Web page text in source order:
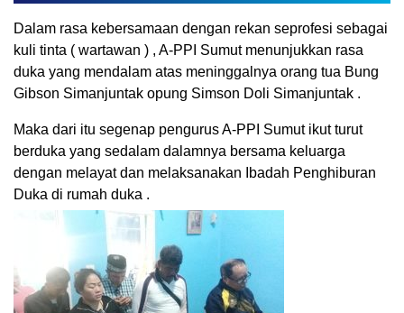
Dalam rasa kebersamaan dengan rekan seprofesi sebagai
kuli tinta ( wartawan ) , A-PPI Sumut menunjukkan rasa
duka yang mendalam atas meninggalnya orang tua Bung
Gibson Simanjuntak opung Simson Doli Simanjuntak .
Maka dari itu segenap pengurus A-PPI Sumut ikut turut
berduka yang sedalam dalamnya bersama keluarga
dengan melayat dan melaksanakan Ibadah Penghiburan
Duka di rumah duka .